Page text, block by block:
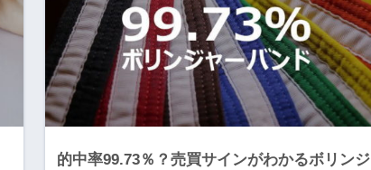
的中率99.73％？売買サインがわかるボリンジ